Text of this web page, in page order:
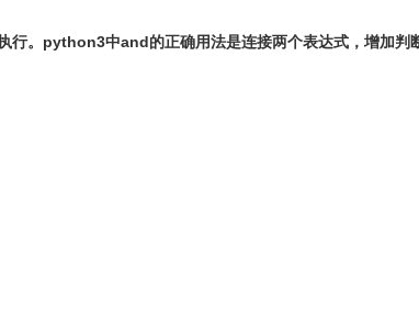
。python3中and的正确用法是连接两个表达式，增加判